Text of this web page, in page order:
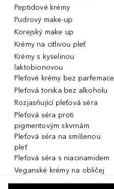
Peptidové krémy
Pudrový make-up
Korejský make up
Krémy na citlivou pleť
Krémy s kyselinou
laktobionovou
Pleťové krémy bez parfemace
Pleťová tonika bez alkoholu
Rozjasňující pleťová séra
Pleťová séra proti
pigmentovým skvrnám
Pleťová séra na smíšenou
pleť
Pleťová séra s niacinamidem
Veganské krémy na obličej
Miniatury parfémů, cestovní